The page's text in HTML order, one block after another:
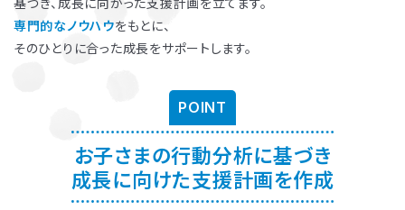
専門的なノウハウをもとに、
そのひとりに合った成長をサポートします。
POINT
お子さまの行動分析に基づき
成長に向けた支援計画を作成
よくある質問
ペアレントトレーニングを受講するとどんな効果がありますか？
り、怒る回数が減る、ということが研究を通して実証されています。
た、これまで1500名以上の方が受講され、「毎日のようにあった癇癪
が減った」「今まで何回言ってもやってくれなかった宿題をやるように
なった」など、多くの方にご好評をいただいています。
プログラムを聞くだけですか？